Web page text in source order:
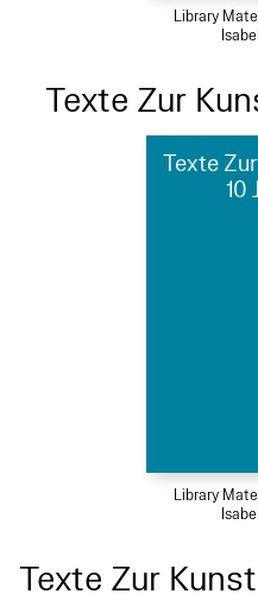
Library
Texte Zur
Texte
10
Library
Texte Zur